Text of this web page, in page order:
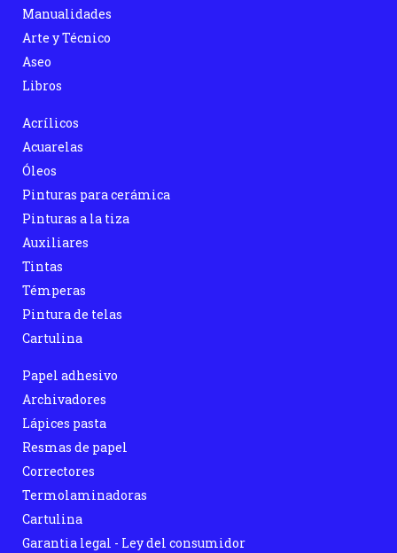
Manualidades
Arte y Técnico
Aseo
Libros
Acrílicos
Acuarelas
Óleos
Pinturas para cerámica
Pinturas a la tiza
Auxiliares
Tintas
Témperas
Pintura de telas
Cartulina
Papel adhesivo
Archivadores
Lápices pasta
Resmas de papel
Correctores
Termolaminadoras
Cartulina
Garantia legal - Ley del consumidor